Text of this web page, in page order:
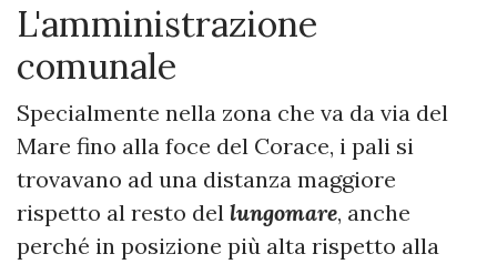
L'amministrazione
comunale
Specialmente nella zona che va da via del
Mare fino alla foce del Corace, i pali si
trovavano ad una distanza maggiore
rispetto al resto del lungomare, anche
perché in posizione più alta rispetto alla